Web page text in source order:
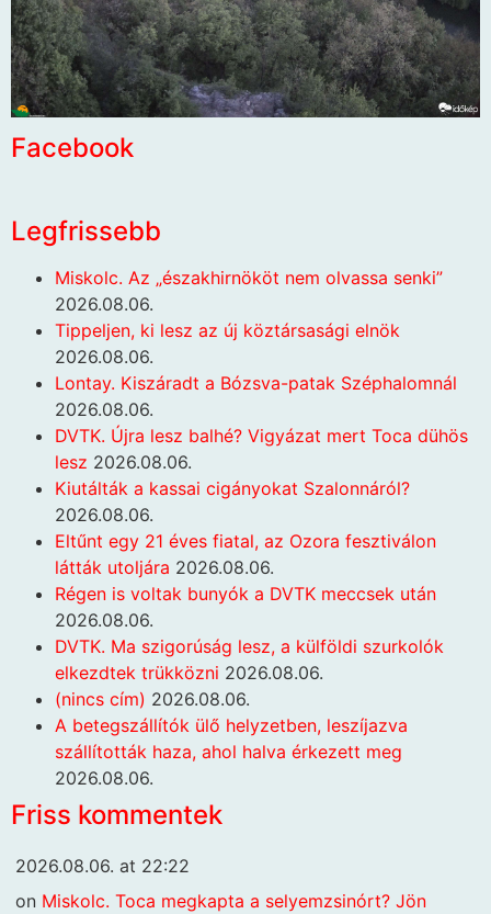
Facebook
Legfrissebb
Miskolc. Az „északhirnököt nem olvassa senki”
2026.08.06.
Tippeljen, ki lesz az új köztársasági elnök
2026.08.06.
Lontay. Kiszáradt a Bózsva-patak Széphalomnál
2026.08.06.
DVTK. Újra lesz balhé? Vigyázat mert Toca dühös
lesz 2026.08.06.
Kiutálták a kassai cigányokat Szalonnáról?
2026.08.06.
Eltűnt egy 21 éves fiatal, az Ozora fesztiválon
látták utoljára 2026.08.06.
Régen is voltak bunyók a DVTK meccsek után
2026.08.06.
DVTK. Ma szigorúság lesz, a külföldi szurkolók
elkezdtek trükközni 2026.08.06.
(nincs cím) 2026.08.06.
A betegszállítók ülő helyzetben, leszíjazva
szállították haza, ahol halva érkezett meg
2026.08.06.
Friss kommentek
2026.08.06. at 22:22
on Miskolc. Toca megkapta a selyemzsinórt? Jön